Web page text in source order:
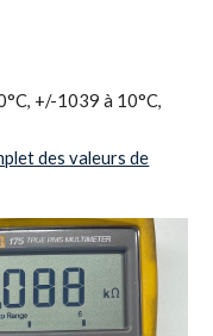
+/-1039 à 10°C,
des valeurs de